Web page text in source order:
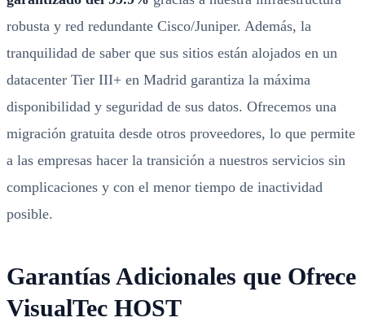
robusta y red redundante Cisco/Juniper. Además, la
tranquilidad de saber que sus sitios están alojados en un
datacenter Tier III+ en Madrid garantiza la máxima
disponibilidad y seguridad de sus datos. Ofrecemos una
migración gratuita desde otros proveedores, lo que permite
a las empresas hacer la transición a nuestros servicios sin
complicaciones y con el menor tiempo de inactividad
posible.
Garantías Adicionales que Ofrece
VisualTec HOST